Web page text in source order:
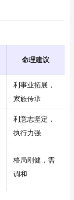
命理建议
利事业拓展，
家族传承
利意志坚定，
执行力强
格局刚健，需
调和